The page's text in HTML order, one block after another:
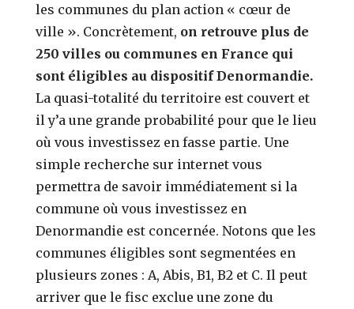
les communes du plan action « cœur de
ville ». Concrètement, on retrouve plus de
250 villes ou communes en France qui
sont éligibles au dispositif Denormandie.
La quasi-totalité du territoire est couvert et
il y’a une grande probabilité pour que le lieu
où vous investissez en fasse partie. Une
simple recherche sur internet vous
permettra de savoir immédiatement si la
commune où vous investissez en
Denormandie est concernée. Notons que les
communes éligibles sont segmentées en
plusieurs zones : A, Abis, B1, B2 et C. Il peut
arriver que le fisc exclue une zone du